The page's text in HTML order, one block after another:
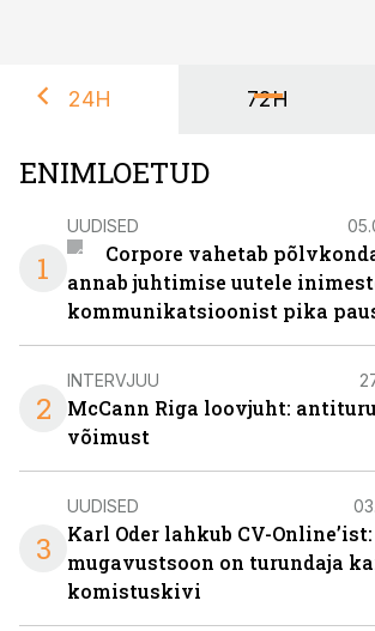
24H 72H
ENIMLOETUD
1
UUDISED
Corpore vahetab
annab juhtimise uutele
kommunikatsioonist pika
2
INTERVJUU
McCann Riga loovjuht:
võimust
3
UUDISED
Karl Oder lahkub CV-Online’ist:
mugavustsoon on turundaja
komistuskivi